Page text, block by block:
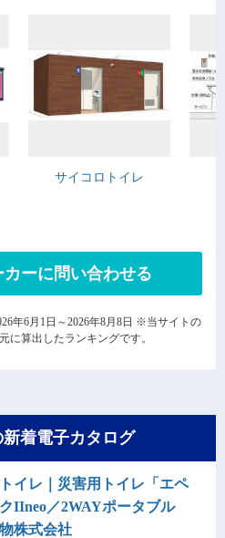
サイコロトイレ
カーに問い合わせる
年6月1日～2026年8月8日 ※当サイトの
に算出したランキングです。
新着電子カタログ
イレ｜災害用トイレ「エペ
IIneo／2WAYポータブル
株式会社